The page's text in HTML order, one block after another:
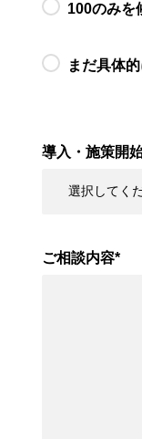
100のみを
まだ具体
導入・施策開
ご相談内容*